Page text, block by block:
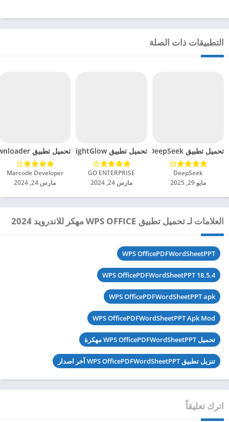
التطبيقات ذات الصلة
تحميل تطبيق DeepSeek مهكر للاندرويد 2025
DeepSeek‏
مايو 29, 2025
تحميل تطبيق BrightGlow مهكر للاندرويد 2024
GO ENTERPRISE‏
مارس 24, 2024
تحميل تطبيق mp4 video downloader مهكر للاندرويد 2024
Marcode Developer‏
مارس 24, 2024
العلامات لـ تحميل تطبيق WPS OFFICE مهكر للاندرويد 2024
WPS OfficePDFWordSheetPPT
WPS OfficePDFWordSheetPPT 18.5.4
WPS OfficePDFWordSheetPPT apk
WPS OfficePDFWordSheetPPT Apk Mod
تحميل WPS OfficePDFWordSheetPPT مهكرة
تنزيل تطبيق WPS OfficePDFWordSheetPPT آخر اصدار
اترك تعليقاً